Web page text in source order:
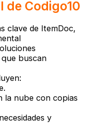
de Codigo10
clave de ItemDoc,
buscan
la nube con copias
y